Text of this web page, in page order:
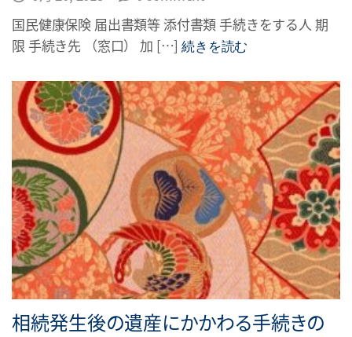
国民健康保険 届出書類等 添付書類 手続きをする人 期
限 手続き先 （窓口） 加 […]続きを読む
相続発生後の遺産にかかわる手続きの